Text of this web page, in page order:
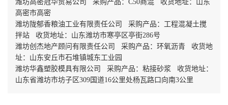
潍坊高密冠华贸易公司 采购产品：C50商混 收货地址：山东
高密市高密
潍坊陇郁香粮油工业有限责任公司 采购产品：工程混凝土搅
拌站 收货地址：山东潍坊市寒亭区亭街286号
潍坊创杰地产顾问有限责任公司 采购产品：环氧沥青 收货地
址：山东安丘市石堆镇城东工业园
潍坊华鑫塑胶模具有限公司 采购产品：粘接砂浆 收货地址：
山东省潍坊市坊子区309国道16公里处杨瓦路口向南3公里